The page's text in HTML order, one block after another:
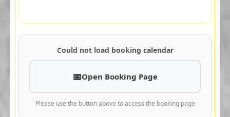
Could not load booking calendar
Open Booking Page
Please use the button above to access the booking page